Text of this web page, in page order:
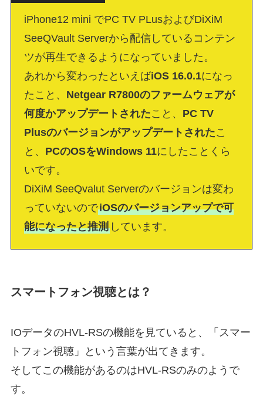
iPhone12 mini でPC TV PLusおよびDiXiM
SeeQVault Serverから配信しているコンテン
ツが再生できるようになっていました。
あれから変わったといえばiOS 16.0.1になっ
たこと、 Netgear R7800のファームウェアが
何度かアップデートされたこと、 PC TV
Plusのバージョンがアップデートされたこ
と、 PCのOSをWindows 11にしたことくら
いです。
DiXiM SeeQvalut Serverのバージョンは変わ
っていないのでiOSのバージョンアップで可
能になったと推測 しています。
スマートフォン視聴とは？
IOデータのHVL-RSの機能を見ていると、「スマー
トフォン視聴」という言葉が出てきます。
そしてこの機能があるのはHVL-RSのみのようで
す。